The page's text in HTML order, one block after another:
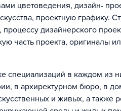
цветоведения, дизайн-
проектную графику.
дизайнерского
часть проекта, оригиналы
специализаций в каждом из
в архиректурном бюро, в
и живых, а также